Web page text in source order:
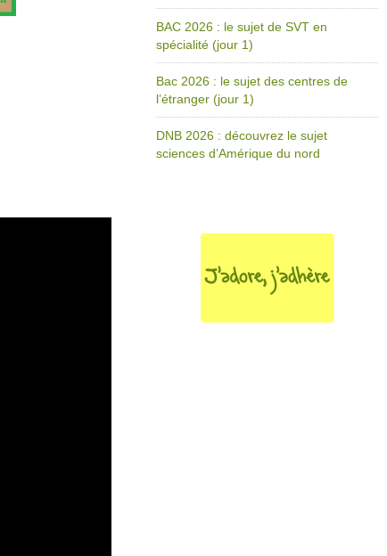
BAC 2026 : le sujet de SVT en
spécialité (jour 1)
Bac 2026 : le sujet des centres de
l’étranger (jour 1)
DNB 2026 : découvrez le sujet
sciences d’Amérique du nord